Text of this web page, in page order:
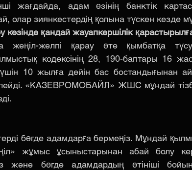
жағдайда, адам өзінің банктік
олар зиянкестердің қолына түскен кезде
кезінде қандай жауапкершілік
жеңіл-желпі қарау өте қымбатқа
кодексінің 28, 190-баптары 16
үшін 10 жылға дейін бас бостандығынан
«КАЗЕВРОМОБАЙЛ» ЖШС мұндай
бөгде адамдарға бермеңіз. Мұндай
жұмыс ұсыныстарынан абай болу
және бөгде адамдардың өтініші